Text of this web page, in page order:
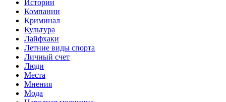
Истории
Компании
Криминал
Культура
Лайфхаки
Летние виды спорта
Личный счет
Люди
Места
Мнения
Мода